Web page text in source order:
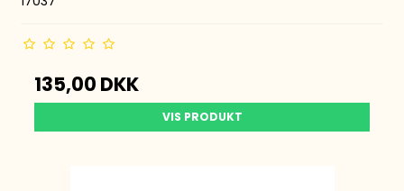
135,00 DKK
VIS PRODUKT